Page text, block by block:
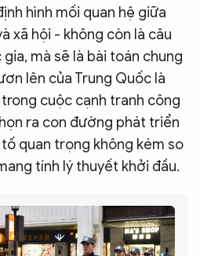
hình mối quan hệ giữa
xã hội - không còn là câu
mà sẽ là bài toán chung
lên của Trung Quốc là
cuộc cạnh tranh công
ra con đường phát triển
quan trọng không kém so
tính lý thuyết khởi đầu.